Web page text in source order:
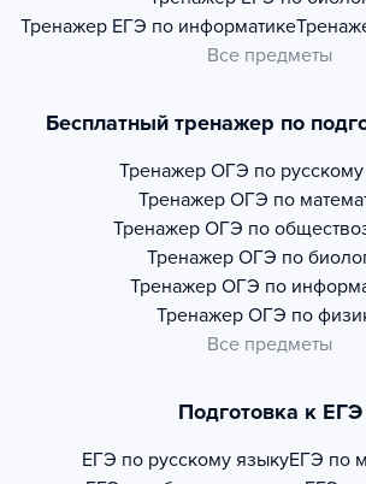
Тренажер ЕГЭ по информатике
Все предметы
Бесплатный тренажер по
Тренажер ОГЭ по
Тренажер ОГЭ по
Тренажер ОГЭ по
Тренажер ОГЭ по
Тренажер ОГЭ по
Тренажер ОГЭ по
Все предметы
Подготовка к ЕГЭ
ЕГЭ по русскому языкуЕГЭ по